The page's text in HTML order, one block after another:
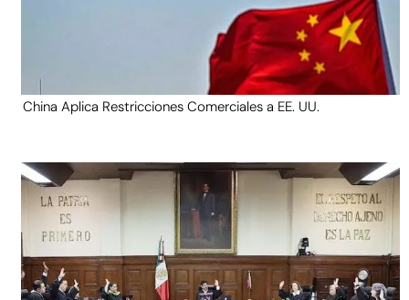
China Aplica Restricciones Comerciales a EE. UU.